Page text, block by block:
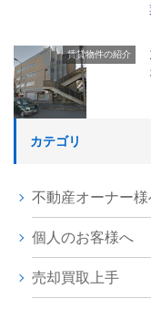
賃貸物件の紹介
カテゴリ
不動産オーナー様
個人のお客様へ
売却買取上手